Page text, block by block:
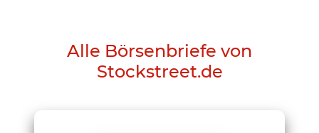
Alle Börsenbriefe von
Stockstreet.de